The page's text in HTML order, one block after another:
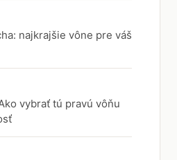
najkrajšie vône pre váš
vybrať tú pravú vôňu